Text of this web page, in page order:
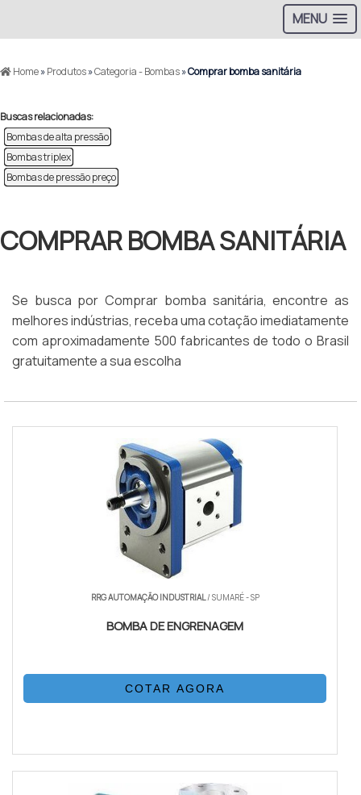
MENU
Home»Produtos»Categoria - Bombas»Comprar bomba sanitária
Buscas relacionadas:
Bombas de alta pressão
Bombas triplex
Bombas de pressão preço
COMPRAR BOMBA SANITÁRIA
Se busca por Comprar bomba sanitária, encontre as
melhores indústrias, receba uma cotação imediatamente
com aproximadamente 500 fabricantes de todo o Brasil
gratuitamente a sua escolha
RRG AUTOMAÇÃO INDUSTRIAL/ SUMARÉ - SP
BOMBA DE ENGRENAGEM
COTAR AGORA